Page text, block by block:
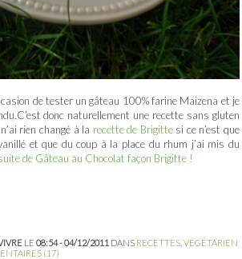
de tester un gâteau 100% farine Maizena et je
donc naturellement une recette sans gluten
rien changé à la recette de Brigittesi ce n’est que
et que du coup à la place du rhum j’ai mis du
de Gâteau au Chocolat façon Brigitte !
LE 08:54 - 04/12/2011 DANS RECETTES VÉGÉTARIEN
(17)